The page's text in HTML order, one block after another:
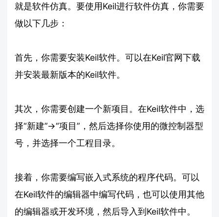
就是软件仿真。要使用Keil进行软件仿真，你需要
做以下几步：
首先，你需要安装Keil软件。可以在Keil官网下载
并安装最新版本的Keil软件。
其次，你需要创建一个新项目。在Keil软件中，选
择“新建”->“项目”，然后选择你使用的微控制器型
号，并选择一个工程目录。
接着，你需要编写嵌入式系统的程序代码。可以
在Keil软件的编辑器中编写代码，也可以使用其他
的编辑器或开发环境，然后导入到Keil软件中。